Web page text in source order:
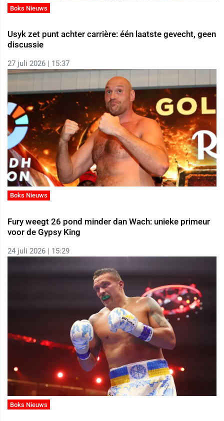
Boks Nieuws
Usyk zet punt achter carrière: één laatste gevecht, geen
discussie
27 juli 2026 | 15:37
Boks Nieuws
Fury weegt 26 pond minder dan Wach: unieke primeur
voor de Gypsy King
24 juli 2026 | 15:29
Boks Nieuws